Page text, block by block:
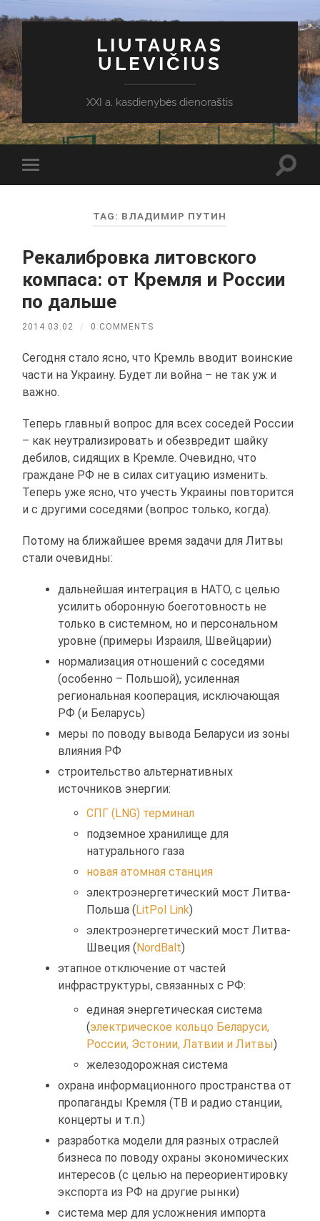
LIUTAURAS
ULEVIČIUS
XXI a. kasdienybės dienoraštis
Toggle
mobile
TAG: ВЛАДИМИР ПУТИН
Рекалибровка литовского
компаса: от Кремля и России
по дальше
2014.03.02 / 0 COMMENTS
Сегодня стало ясно, что Кремль вводит воинские
части на Украину. Будет ли война – не так уж и
важно.
Теперь главный вопрос для всех соседей России
– как неутрализировать и обезвредит шайку
дебилов, сидящих в Кремле. Очевидно, что
граждане РФ не в силах ситуацию изменить.
Теперь уже ясно, что учесть Украины повторится
и с другими соседями (вопрос только, когда).
Потому на ближайшее время задачи для Литвы
стали очевидны:
дальнейшая интеграция в НАТО, с целью
усилить оборонную боеготовность не
только в системном, но и персональном
уровне (примеры Израиля, Швейцарии)
нормализация отношений с соседями
(особенно – Польшой), усиленная
региональная кооперация, исключающая
РФ (и Беларусь)
меры по поводу вывода Беларуси из зоны
влияния РФ
строительство альтернативных
источников энергии:
СПГ (LNG) терминал
подземное хранилище для
натурального газа
новая атомная станция
электроэнергетический мост Литва-
Польша ( LitPol Link)
электроэнергетический мост Литва-
Швеция ( NordBalt)
этапное отключение от частей
инфраструктуры, связанных с РФ:
единая энергетическая система
(электрическое кольцо Беларуси,
России, Эстонии, Латвии и Литвы)
железодорожная система
охрана информационного пространства от
пропаганды Кремля (ТВ и радио станции,
концерты и т.п.)
разработка модели для разных отраслей
бизнеса по поводу охраны экономических
интересов (с целью на переориентировку
экспорта из РФ на другие рынки)
система мер для усложнения импорта